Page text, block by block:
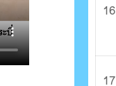
16
17